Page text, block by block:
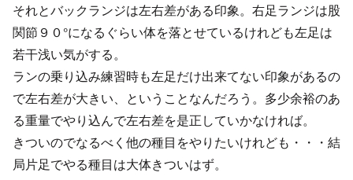
それとバックランジは左右差がある印象。右足ランジは股
関節９０°になるぐらい体を落とせているけれども左足は
若干浅い気がする。
ランの乗り込み練習時も左足だけ出来てない印象があるの
で左右差が大きい、ということなんだろう。多少余裕のあ
る重量でやり込んで左右差を是正していかなければ。
きついのでなるべく他の種目をやりたいけれども・・・結
局片足でやる種目は大体きついはず。